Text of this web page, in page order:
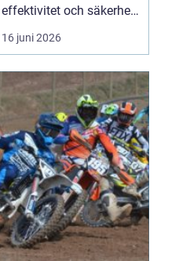
effektivitet och säkerhet
grundpelare som inte får
komprometteras. För
tunga verktyg och
maskiner är det
avgörande att ha rätt
hjälpmedel fö...
16 juni 2026